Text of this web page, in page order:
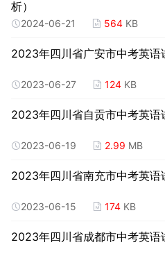
析）
2024-06-21 564 KB
2023年四川省广安市中考英语
2023-06-27 124 KB
2023年四川省自贡市中考英语
2023-06-19 2.99 MB
2023年四川省南充市中考英语
2023-06-15 174 KB
2023年四川省成都市中考英语